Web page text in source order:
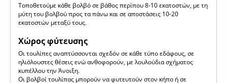
Τοποθετούμε κάθε βολβό σε βάθος περίπου 8-10 εκατοστών, με τη
μύτη του βολβού προς τα πάνω και σε αποστάσεις 10-20
εκατοστών μεταξύ τους.
Χώρος φύτευσης
Οι τουλίπες αναπτύσσονται σχεδόν σε κάθε τύπο εδάφους, σε
ηλιόλουστες θέσεις ενώ ανθοφορούν, με λουλούδια σχήματος
κυπέλλου την Άνοιξη.
Οι βολβοί τουλίπας μπορούν να φυτευτούν στον κήπο ή σε